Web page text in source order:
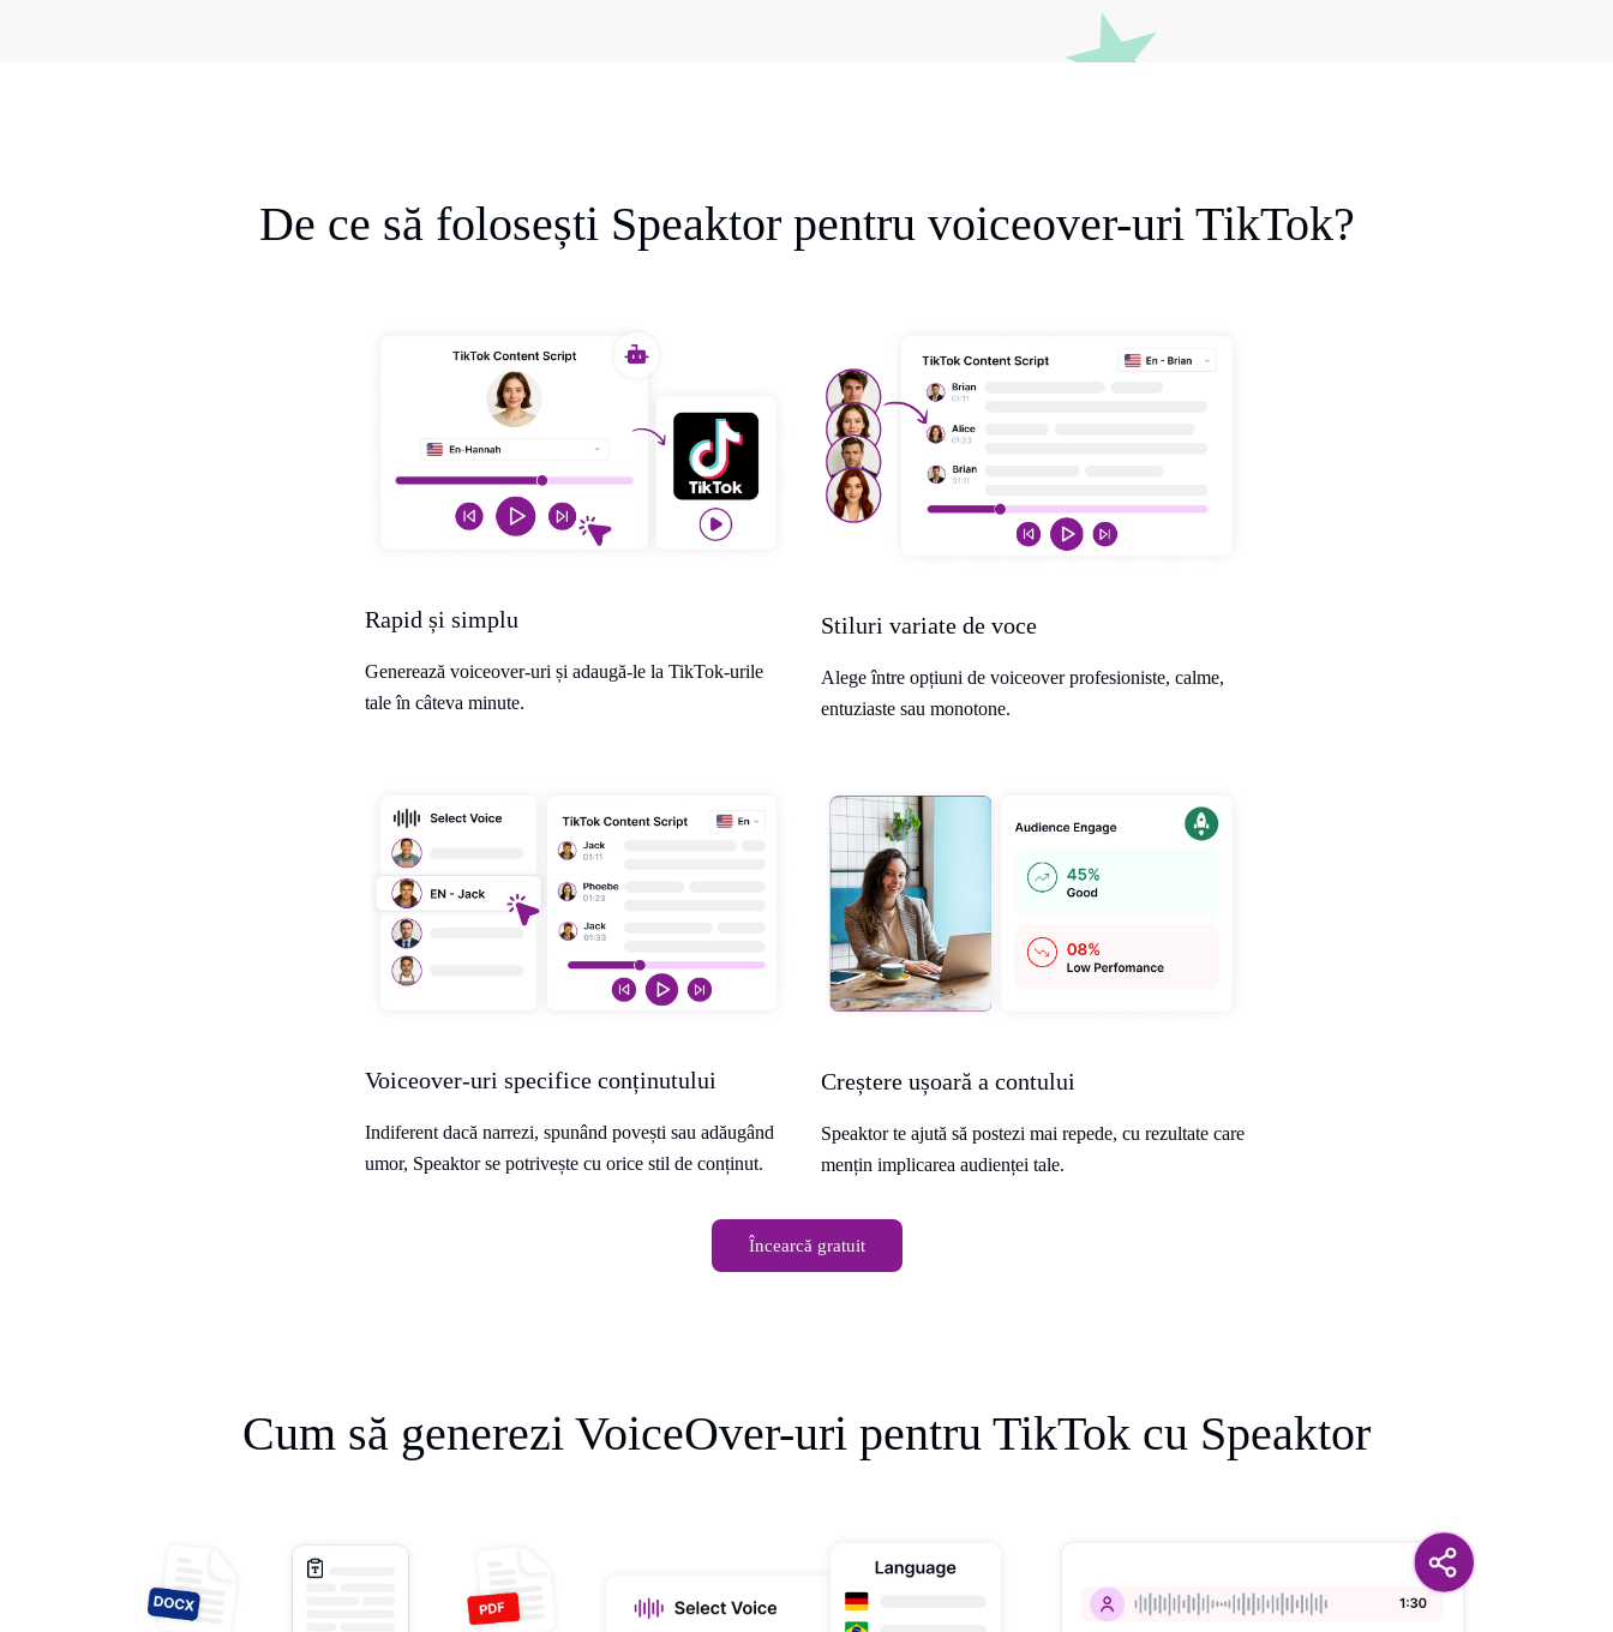
De ce să folosești Speaktor pentru voiceover-uri TikTok?
Rapid și simplu
Generează voiceover-uri și adaugă-le la TikTok-urile
tale în câteva minute.
Stiluri variate de voce
Alege între opțiuni de voiceover profesioniste, calme,
entuziaste sau monotone.
Voiceover-uri specifice conținutului
Indiferent dacă narrezi, spunând povești sau adăugând
umor, Speaktor se potrivește cu orice stil de conținut.
Creștere ușoară a contului
Speaktor te ajută să postezi mai repede, cu rezultate care
mențin implicarea audienței tale.
Încearcă gratuit
Cum să generezi VoiceOver-uri pentru TikTok cu Speaktor